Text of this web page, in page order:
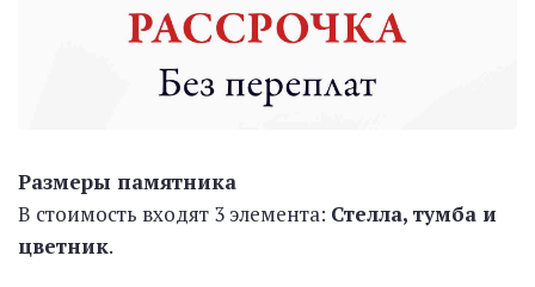
Размеры памятника
В стоимость входят 3 элемента: Стелла, тумба и
цветник.